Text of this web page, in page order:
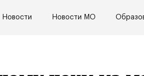
Новости Новости МО